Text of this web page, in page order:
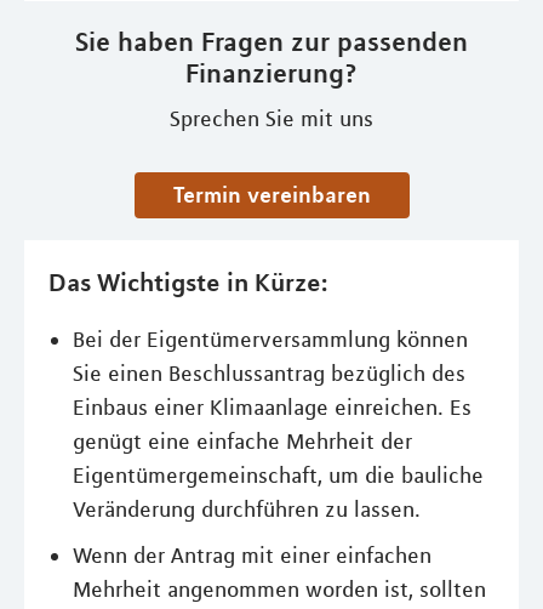
Sie haben Fragen zur passenden
Finanzierung?
Sprechen Sie mit uns
Termin vereinbaren
Das Wichtigste in Kürze:
Bei der Eigentümerversammlung können
Sie einen Beschlussantrag bezüglich des
Einbaus einer Klimaanlage einreichen. Es
genügt eine einfache Mehrheit der
Eigentümergemeinschaft, um die bauliche
Veränderung durchführen zu lassen.
Wenn der Antrag mit einer einfachen
Mehrheit angenommen worden ist, sollten